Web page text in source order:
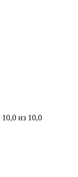
10,0 из 10,0